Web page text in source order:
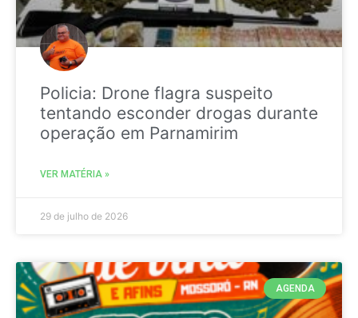
Policia: Drone flagra suspeito
tentando esconder drogas durante
operação em Parnamirim
VER MATÉRIA »
29 de julho de 2026
AGENDA